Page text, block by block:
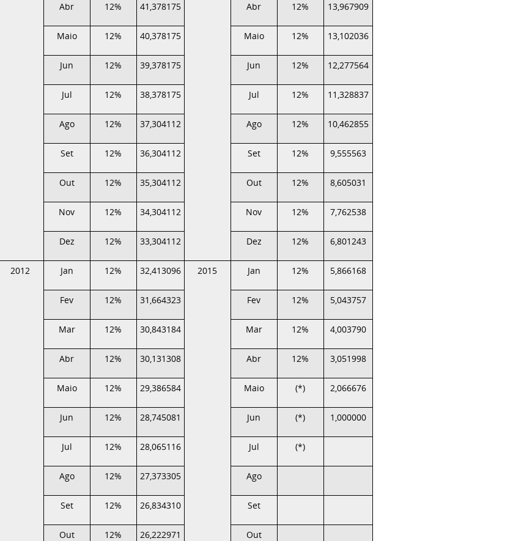
Abr 12% 41,378175 Abr 12% 13,967909
Maio 12% 40,378175 Maio 12% 13,102036
Jun 12% 39,378175 Jun 12% 12,277564
Jul 12% 38,378175 Jul 12% 11,328837
Ago 12% 37,304112 Ago 12% 10,462855
Set 12% 36,304112 Set 12% 9,555563
Out 12% 35,304112 Out 12% 8,605031
Nov 12% 34,304112 Nov 12% 7,762538
Dez 12% 33,304112 Dez 12% 6,801243
2012 Jan 12% 32,413096 2015 Jan 12% 5,866168
Fev 12% 31,664323 Fev 12% 5,043757
Mar 12% 30,843184 Mar 12% 4,003790
Abr 12% 30,131308 Abr 12% 3,051998
Maio 12% 29,386584 Maio (*) 2,066676
Jun 12% 28,745081 Jun (*) 1,000000
Jul 12% 28,065116 Jul (*)
Ago 12% 27,373305 Ago
Set 12% 26,834310 Set
Out 12% 26,222971 Out